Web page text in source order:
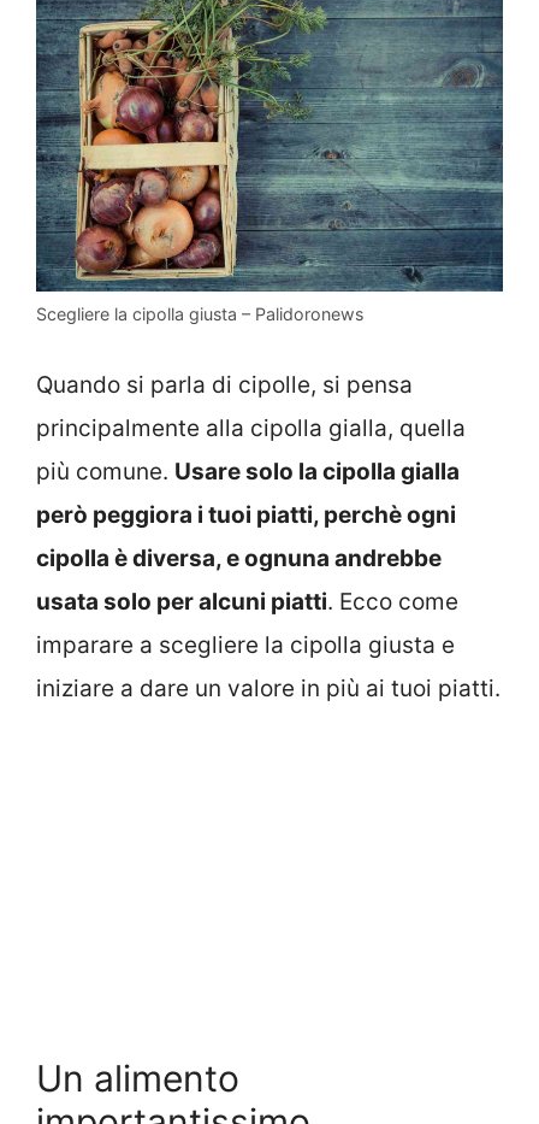
Scegliere la cipolla giusta – Palidoronews
Quando si parla di cipolle, si pensa
principalmente alla cipolla gialla, quella
più comune. Usare solo la cipolla gialla
però peggiora i tuoi piatti, perchè ogni
cipolla è diversa, e ognuna andrebbe
usata solo per alcuni piatti. Ecco come
imparare a scegliere la cipolla giusta e
iniziare a dare un valore in più ai tuoi piatti.
Un alimento